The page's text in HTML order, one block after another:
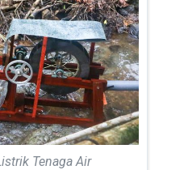
Tenaga Air